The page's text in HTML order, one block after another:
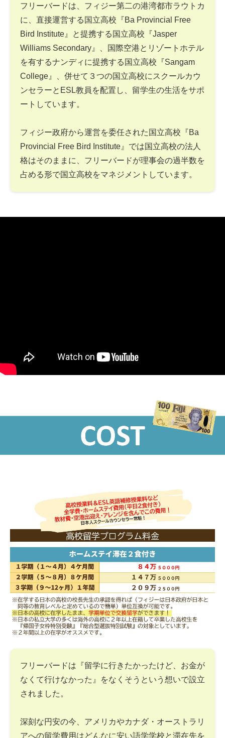
フリーバードは、フィジー第二の港湾都市ラウトカ
に、直接運営する国立高校『Ba Provincial Free
Bird Institute』と提携する国立高校『Jasper
Williams Secondary』、国際空港とリゾートホテル
を有するナンディに提携する国立高校『Sangam
College』、併せて３つの国立高校にスクールカウ
ンセラーとESL教員を配置し、留学生の生活をサポ
ートしています。
フィジー政府から運営を委任された国立高校『Ba
Provincial Free Bird Institute』では国立高校の法人
格はそのままに、フリーバードが理事会の過半数を
占める形で国立高校をマネジメントしています。
フリーバードは『留学に行きたかったけど、お金が
なくて行けなかった』をなくそうという想いで設立
されました。
深刻な円安の今、アメリカやカナダ・オーストラリ
アへの留学費用はどんなに安い語学学校と滞在先を